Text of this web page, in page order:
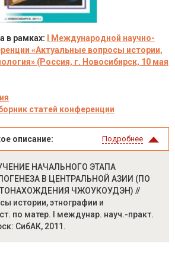
в рамках:
I Международной научно-
«Актуальные вопросы истории,
(Россия, г. Новосибирск, 10 мая
статей конференции
описание: Подробнее
НАЧАЛЬНОГО ЭТАПА
В ЦЕНТРАЛЬНОЙ АЗИИ (ПО
ЧЖОУКОУДЭН) //
истории, этнографии и
по матер. I междунар. науч.-практ.
СибАК, 2011.